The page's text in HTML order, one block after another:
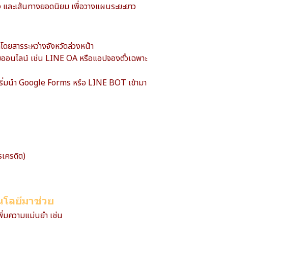
ะเส้นทางยอดนิยม เพื่อวางแผนระยะยาว
สารระหว่างจังหวัดล่วงหน้า
อนไลน์ เช่น LINE OA หรือแอปจองตั๋วเฉพาะ
ำ Google Forms หรือ LINE BOT เข้ามา
ครดิต)
โลยีมาช่วย
ความแม่นยำ เช่น